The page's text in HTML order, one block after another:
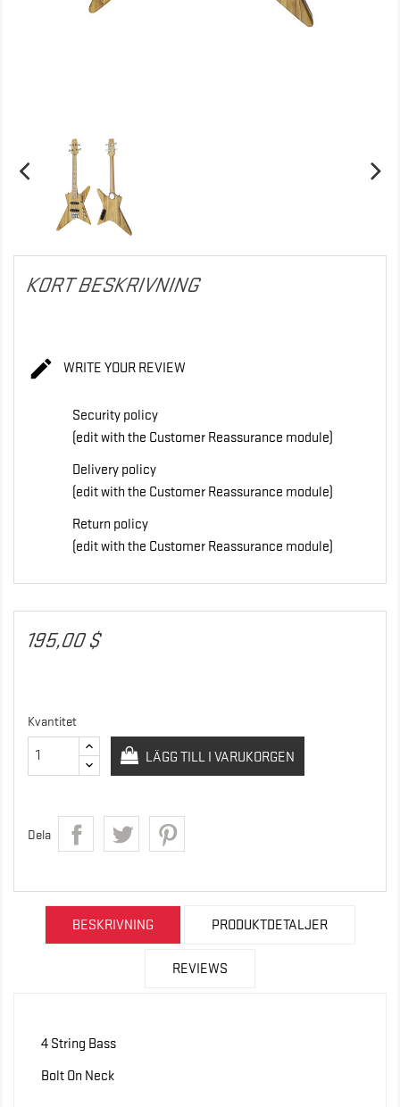
KORT BESKRIVNING
 WRITE YOUR REVIEW
Security policy
(edit with the Customer Reassurance module)
Delivery policy
(edit with the Customer Reassurance module)
Return policy
(edit with the Customer Reassurance module)
195,00 $
Kvantitet
LÄGG TILL I VARUKORGEN
Dela
BESKRIVNING PRODUKTDETALJER
REVIEWS
4 String Bass
Bolt On Neck